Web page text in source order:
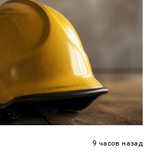
9 часов назад